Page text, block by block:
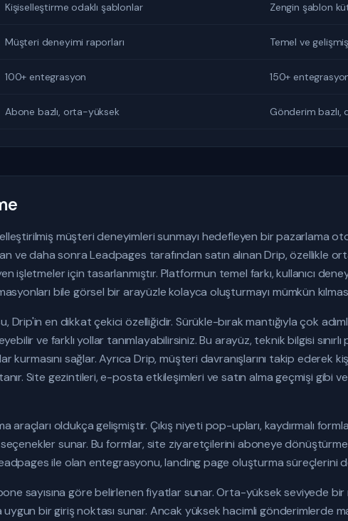
Kişiselleştirme odaklı şablonlar Zengin şablon
Müşteri deneyimi raporları Temel ve
100+ entegrasyon 150+
Abone bazlı, orta-yüksek Gönderim bazlı,
müşteri deneyimleri sunmayı hedefleyen bir pazarlama
ve daha sonra Leadpages tarafından satın alınan Drip, özellikle
işletmeler için tasarlanmıştır. Platformun temel farkı, kullanıcı
bile görsel bir arayüzle kolayca oluşturmayı mümkün
en dikkat çekici özelliğidir. Sürükle-bırak mantığıyla çok
ve farklı yollar tanımlayabilirsiniz. Bu arayüz, teknik bilgisi sınırlı
sağlar. Ayrıca Drip, müşteri davranışlarını takip ederek
Site gezintileri, e-posta etkileşimleri ve satın alma geçmişi gibi
oldukça gelişmiştir. Çıkış niyeti pop-upları, kaydırmalı
sunar. Bu formlar, site ziyaretçilerini aboneye dönüştürme
ile olan entegrasyonu, landing page oluşturma süreçlerini
sayısına göre belirlenen fiyatlar sunar. Orta-yüksek seviyede bir
bir giriş noktası sunar. Ancak yüksek hacimli gönderimlerde